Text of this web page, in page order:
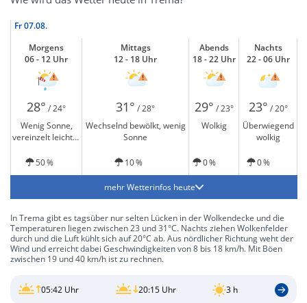
Fr07.08.
Morgens
06 - 12 Uhr
Mittags
12 - 18 Uhr
Abends
18 - 22 Uhr
Nachts
22 - 06 Uhr
28° / 24° 31° / 28° 29° / 23° 23° / 20°
Wenig Sonne,
vereinzelt leichter
Wechselnd bewölkt, wenig
Sonne
Wolkig
Überwiegend
wolkig
50 % 10 % 0 % 0 %
mehr Wetterinfos heute
In Trema gibt es tagsüber nur selten Lücken in der Wolkendecke und die
Temperaturen liegen zwischen 23 und 31°C. Nachts ziehen Wolkenfelder
durch und die Luft kühlt sich auf 20°C ab. Aus nördlicher Richtung weht der
Wind und erreicht dabei Geschwindigkeiten von 8 bis 18 km/h. Mit Böen
zwischen 19 und 40 km/h ist zu rechnen.
05:42 Uhr 20:15 Uhr 3 h